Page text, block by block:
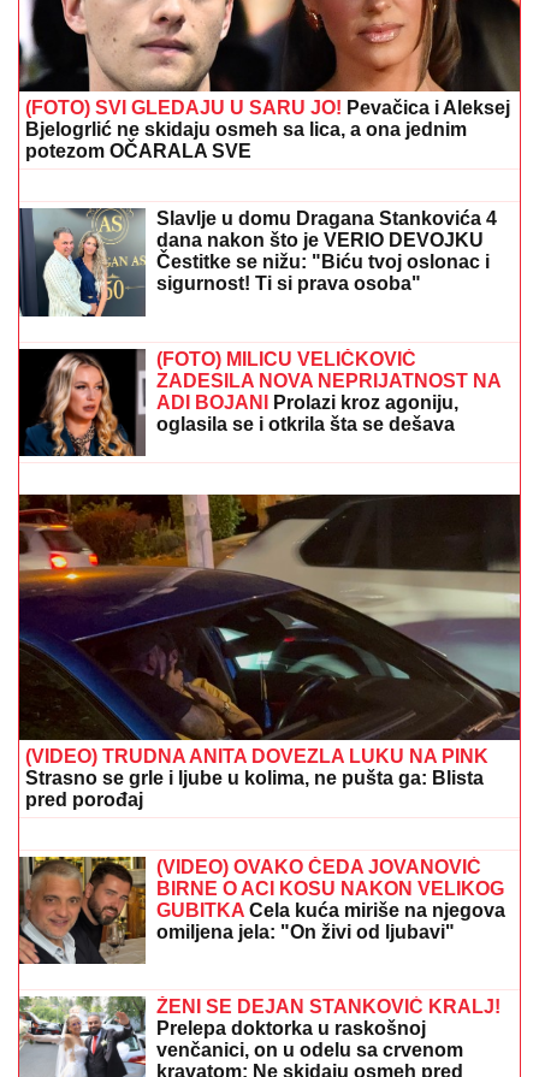
(FOTO) SVI GLEDAJU U SARU JO! Pevačica i Aleksej
Bjelogrlić ne skidaju osmeh sa lica, a ona jednim
potezom OČARALA SVE
Jeremić je otkrila zbog čega joj je
prekipelo kad je reč o bivšem vereniku
Draganu Stankoviću
Čestitke se nižu: "Biću tvoj oslonac i
sigurnost! Ti si prava osoba"
55 SATI BEZ SNA I 160 KILOMETARA KROZ LEDENO
MORE:Poljski ultraplivač ispisao istoriju! (VIDEO)
(FOTO) MILICU VELIČKOVIĆ
ZADESILA NOVA NEPRIJATNOST NA
ADI BOJANIProlazi kroz agoniju,
oglasila se i otkrila šta se dešava
nakon haosa sa Terzom
"Kriminalci plaču kad me vide!" Mnogi
ne znaju čime se nekadašnji voditelj
Lude kuće bavi daleko od Srbije